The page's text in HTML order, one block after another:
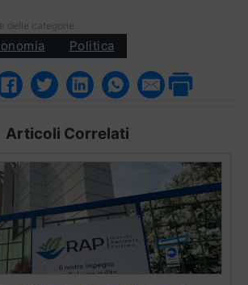
delle categorie:
Politica
Articoli Correlati